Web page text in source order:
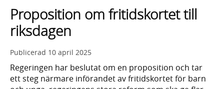
lista
med
sökförslag
Proposition om fritidskortet till
riksdagen
Publicerad 10 april 2025
Regeringen har beslutat om en proposition och tar
ett steg närmare införandet av fritidskortet för barn